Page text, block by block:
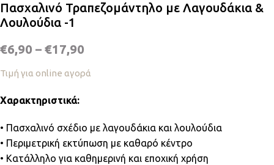
Πασχαλινό Τραπεζομάντηλο με Λαγουδάκια &
Λουλούδια -1
€6,90 – €17,90
Τιμή για online αγορά
Χαρακτηριστικά:
• Πασχαλινό σχέδιο με λαγουδάκια και λουλούδια
• Περιμετρική εκτύπωση με καθαρό κέντρο
• Κατάλληλο για καθημερινή και εποχική χρήση